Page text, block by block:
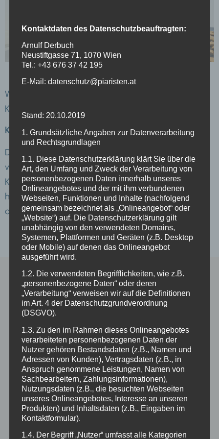
Wir sind ein Mitglied der Vereinigung Katholischer
Kindertagesheime (KKTH).
KKTH-Servicestelle: Freyung 6/1/2/3, 1010 Wien
Diese private Bildungs- und Betreuungseinrichtung
wird durch die Magistratsabteilung 10 – Wiener
Kindergärten – aus öffentlichen Mitteln gefördert und
hat sich verpflichtet die Prinzipien und Grundsätze
des Wiener Bildungsplans einzuhalten.
Startseite > Kindergruppen
Organisation
mehr
Kontaktdaten des Datenschutzbeauftragten:
Arnulf Derbuch
Neustiftgasse 71, 1070 Wien
Tel.: +43 676 37 42 195
E-Mail: datenschutz@piaristen.at
Stand: 20.10.2019
1. Grundsätzliche Angaben zur Datenverarbeitung
und Rechtsgrundlagen
1.1. Diese Datenschutzerklärung klärt Sie über die
Art, den Umfang und Zweck der Verarbeitung von
personenbezogenen Daten innerhalb unseres
Onlineangebotes und der mit ihm verbundenen
Webseiten, Funktionen und Inhalte (nachfolgend
gemeinsam bezeichnet als „Onlineangebot“ oder
„Website“) auf. Die Datenschutzerklärung gilt
unabhängig von den verwendeten Domains,
Systemen, Plattformen und Geräten (z.B. Desktop
oder Mobile) auf denen das Onlineangebot
ausgeführt wird.
1.2. Die verwendeten Begrifflichkeiten, wie z.B.
„personenbezogene Daten“ oder deren
„Verarbeitung“ verweisen wir auf die Definitionen
im Art. 4 der Datenschutzgrundverordnung
(DSGVO).
1.3. Zu den im Rahmen dieses Onlineangebotes
verarbeiteten personenbezogenen Daten der
Nutzer gehören Bestandsdaten (z.B., Namen und
Adressen von Kunden), Vertragsdaten (z.B., in
Anspruch genommene Leistungen, Namen von
Sachbearbeitern, Zahlungsinformationen),
Nutzungsdaten (z.B., die besuchten Webseiten
unseres Onlineangebotes, Interesse an unseren
Produkten) und Inhaltsdaten (z.B., Eingaben im
Kontaktformular).
1.4. Der Begriff „Nutzer“ umfasst alle Kategorien